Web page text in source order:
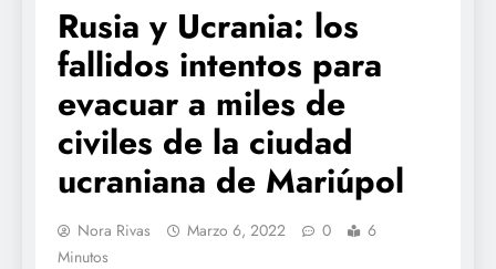
Rusia y Ucrania: los
fallidos intentos para
evacuar a miles de
civiles de la ciudad
ucraniana de Mariúpol
Nora Rivas Marzo 6, 2022 0
6
Minutos